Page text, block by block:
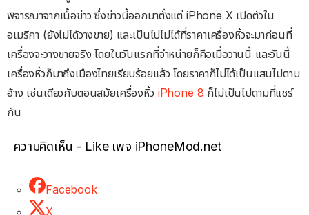
พิจารณาจากเนื้อข่าว ซึ่งข่าวนี้ออกมาตั้งแต่ iPhone X เปิดตัวใน
อเมริกา (ยังไม่ได้วางขาย) และเป็นไปไม่ได้ที่ราคาเครื่องหิ้วจะมาก่อนที่
เครื่องจะวางขายจริง โดยในวันแรกที่จำหน่ายก็คือเมื่อวานนี้ และวันนี้
เครื่องหิ้วก็มาถึงเมืองไทยเรียบร้อยแล้ว โดยราคาก็ไม่ได้เป็นแสนไปตาม
อ้าง เช่นเดียวกับตอนสมัยเครื่องหิ้ว iPhone 8 ก็ไม่เป็นไปตามที่แชร์
กัน
ความคิดเห็น - Like เพจ iPhoneMod.net
Facebook
X